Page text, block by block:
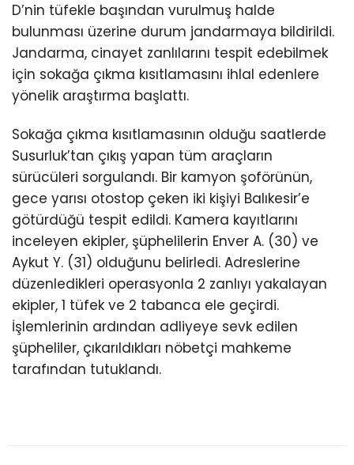
D’nin tüfekle başından vurulmuş halde
bulunması üzerine durum jandarmaya bildirildi.
Jandarma, cinayet zanlılarını tespit edebilmek
için sokağa çıkma kısıtlamasını ihlal edenlere
yönelik araştırma başlattı.
Sokağa çıkma kısıtlamasının olduğu saatlerde
Susurluk’tan çıkış yapan tüm araçların
sürücüleri sorgulandı. Bir kamyon şoförünün,
gece yarısı otostop çeken iki kişiyi Balıkesir’e
götürdüğü tespit edildi. Kamera kayıtlarını
inceleyen ekipler, şüphelilerin Enver A. (30) ve
Aykut Y. (31) olduğunu belirledi. Adreslerine
düzenledikleri operasyonla 2 zanlıyı yakalayan
ekipler, 1 tüfek ve 2 tabanca ele geçirdi.
İşlemlerinin ardından adliyeye sevk edilen
şüpheliler, çıkarıldıkları nöbetçi mahkeme
tarafından tutuklandı.